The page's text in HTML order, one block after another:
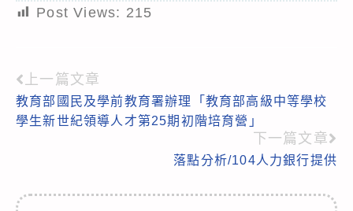
Post Views: 215
Read
more
上一篇文章
教育部國民及學前教育署辦理「教育部高級中等學校
學生新世紀領導人才第25期初階培育營」
下一篇文章
落點分析/104人力銀行提供